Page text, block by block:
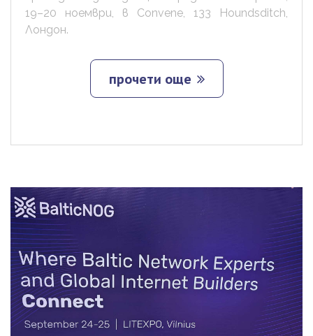
19–20 ноември, в Convene, 133 Houndsditch,
Лондон.
прочети още